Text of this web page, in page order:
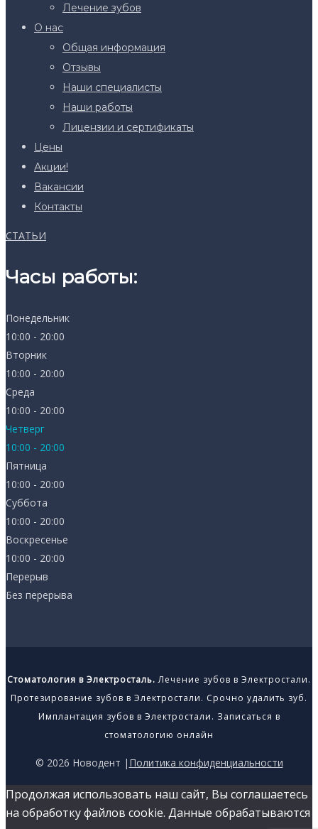
Лечение зубов
О нас
Общая информация
Отзывы
Наши специалисты
Наши работы
Лицензии и сертификаты
Цены
Акции!
Вакансии
Контакты
СТАТЬИ
Часы работы:
Понедельник
10:00 - 20:00
Вторник
10:00 - 20:00
Среда
10:00 - 20:00
Четверг
10:00 - 20:00
Пятница
10:00 - 20:00
Суббота
10:00 - 20:00
Воскресенье
10:00 - 20:00
Перерыв
Без перерыва
Стоматология в Электросталь. Лечение зубов в Электростали.
Протезирование зубов в Электростали. Срочно удалить зуб.
Имплантация зубов в Электростали. Записаться в
стоматологию онлайн
© 2026 Новодент | Политика конфиденциальности
Продолжая использовать наш сайт, Вы соглашаетесь
на обработку файлов cookie. Данные обрабатываются